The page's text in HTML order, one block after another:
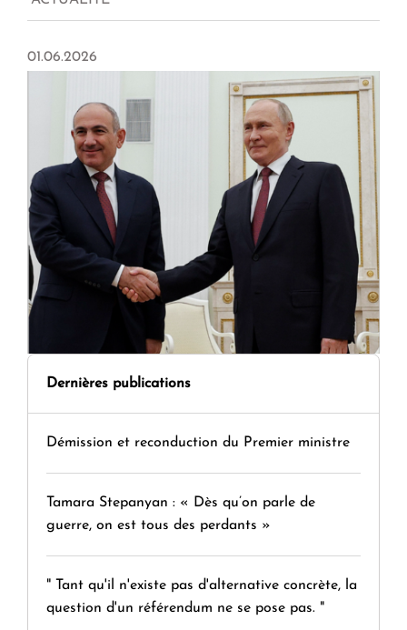
01.06.2026
Dernières publications
Démission et reconduction du Premier ministre
Tamara Stepanyan : « Dès qu’on parle de
guerre, on est tous des perdants »
" Tant qu'il n'existe pas d'alternative concrète, la
question d'un référendum ne se pose pas. "